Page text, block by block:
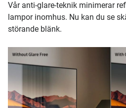
Vår anti-glare-teknik minimerar
lampor inomhus. Nu kan du se
störande blänk.